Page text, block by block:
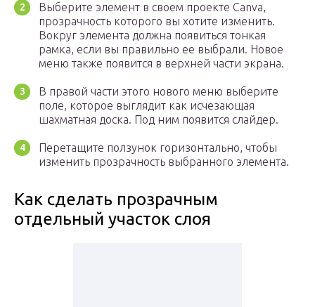
Выберите элемент в своем проекте Canva,
прозрачность которого вы хотите изменить.
Вокруг элемента должна появиться тонкая
рамка, если вы правильно ее выбрали. Новое
меню также появится в верхней части экрана.
В правой части этого нового меню выберите
поле, которое выглядит как исчезающая
шахматная доска. Под ним появится слайдер.
Перетащите ползунок горизонтально, чтобы
изменить прозрачность выбранного элемента.
Как сделать прозрачным
отдельный участок слоя